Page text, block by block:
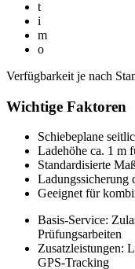
t
i
m
o
Verfügbarkeit je nach
Wichtige Faktoren
Schiebeplane
Ladehöhe ca. 1 m
Standardisierte
Ladungssicherung
Geeignet für
Basis-Service:
Prüfungsarbeiten
Zusatzleistungen:
GPS-Tracking